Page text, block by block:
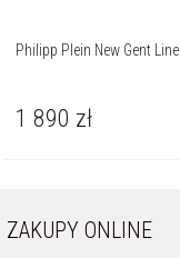
Philipp Plein New Gent Line
1 890 zł
ZAKUPY ONLINE